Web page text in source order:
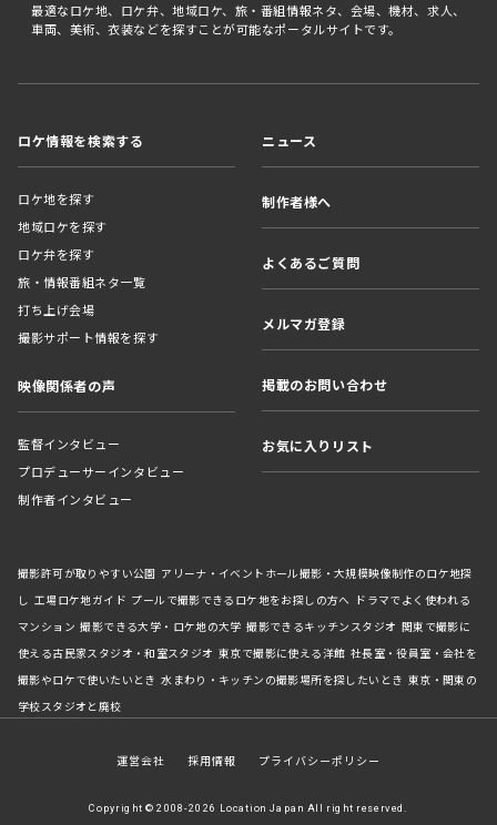
最適なロケ地、ロケ弁、地域ロケ、旅・番組情報ネタ、会場、機材、求人、
車両、美術、衣装などを探すことが可能なポータルサイトです。
ロケ情報を検索する
ロケ地を探す
地域ロケを探す
ロケ弁を探す
旅・情報番組ネタ一覧
打ち上げ会場
撮影サポート情報を探す
映像関係者の声
監督インタビュー
プロデューサーインタビュー
制作者インタビュー
ニュース
制作者様へ
よくあるご質問
メルマガ登録
掲載のお問い合わせ
お気に入りリスト
撮影許可が取りやすい公園 アリーナ・イベントホール撮影・大規模映像制作のロケ地探
し 工場ロケ地ガイド プールで撮影できるロケ地をお探しの方へ ドラマでよく使われる
マンション 撮影できる大学・ロケ地の大学 撮影できるキッチンスタジオ 関東で撮影に
使える古民家スタジオ・和室スタジオ 東京で撮影に使える洋館 社長室・役員室・会社を
撮影やロケで使いたいとき 水まわり・キッチンの撮影場所を探したいとき 東京・関東の
学校スタジオと廃校
運営会社 採用情報 プライバシーポリシー
Copyright © 2008-2026 Location Japan All right reserved.